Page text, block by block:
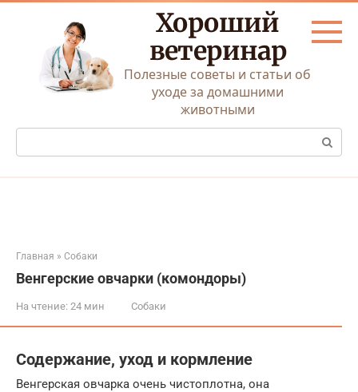
Перейти
Хороший
ветеринар
Полезные советы и статьи об
уходе за домашними
животными
Поиск:
Главная » Собаки
Венгерские овчарки (комондоры)
На чтение: 24 мин Собаки
Содержание, уход и кормление
Венгерская овчарка очень чистоплотна, она